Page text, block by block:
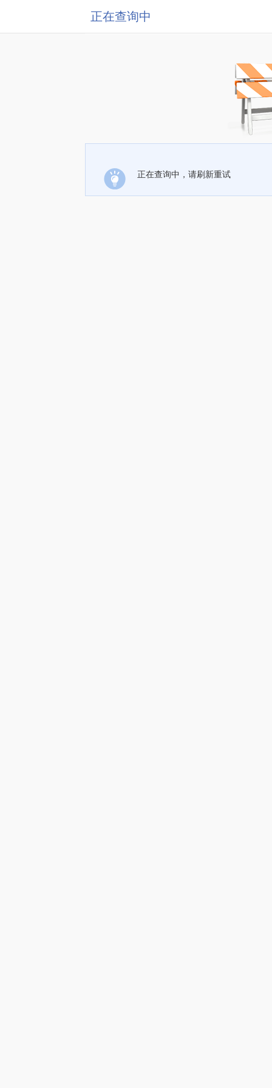
正在查询中
正在查询中，请刷新重试